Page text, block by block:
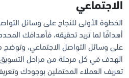
الاجتماعي
الخطوة الأولى للنجاح على وسائل
أهدافًا لما تريد تحقيقه، فأهدافك
على وسائل التواصل الاجتماعي،
الهدف في كل مرحلة من مراحل
تعريف العملاء المحتملين بوجودك